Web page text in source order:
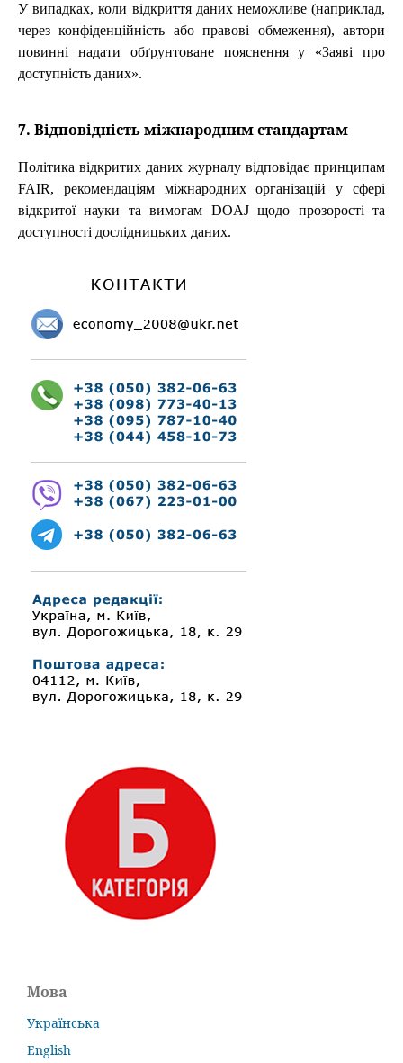
У випадках, коли відкриття даних неможливе (наприклад,
через конфіденційність або правові обмеження), автори
повинні надати обґрунтоване пояснення у «Заяві про
доступність даних».
7. Відповідність міжнародним стандартам
Політика відкритих даних журналу відповідає принципам
FAIR, рекомендаціям міжнародних організацій у сфері
відкритої науки та вимогам DOAJ щодо прозорості та
доступності дослідницьких даних.
Мова
Українська
English